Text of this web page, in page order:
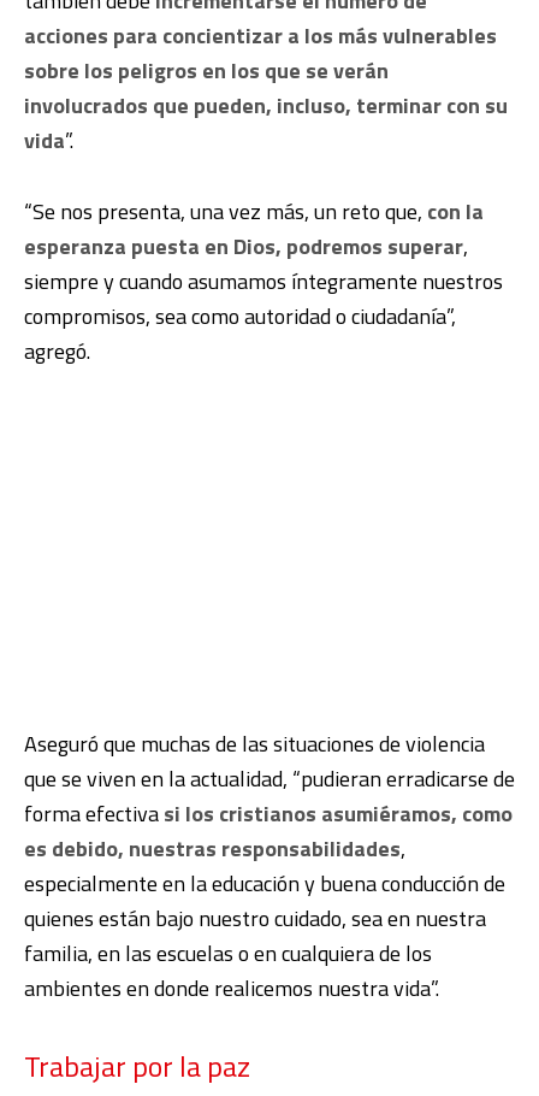
acciones para concientizar a los más vulnerables
sobre los peligros en los que se verán
involucrados que pueden, incluso, terminar con su
vida”.
“Se nos presenta, una vez más, un reto que, con la
esperanza puesta en Dios, podremos superar,
siempre y cuando asumamos íntegramente nuestros
compromisos, sea como autoridad o ciudadanía”,
agregó.
Aseguró que muchas de las situaciones de violencia
que se viven en la actualidad, “pudieran erradicarse de
forma efectivasi los cristianos asumiéramos, como
es debido, nuestras responsabilidades,
especialmente en la educación y buena conducción de
quienes están bajo nuestro cuidado, sea en nuestra
familia, en las escuelas o en cualquiera de los
ambientes en donde realicemos nuestra vida”.
Trabajar por la paz